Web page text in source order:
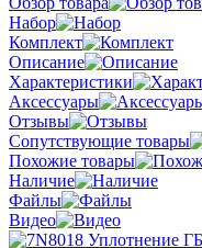
Набор
Комплект
Описание
Характеристики
Аксессуары
Отзывы
Сопутствующие товары
Похожие товары
Наличие
Файлы
Видео